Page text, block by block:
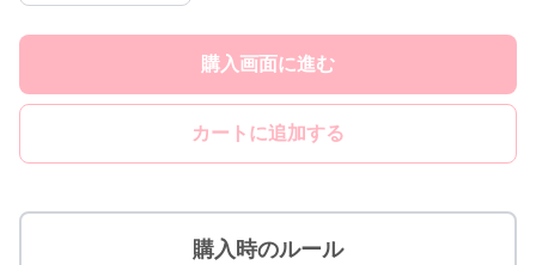
購入画面に進む
カートに追加する
購入時のルール